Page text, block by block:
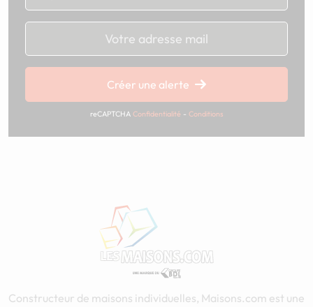
Chargement...
Créer une alerte
reCAPTCHA Confidentialité - Conditions
Constructeur de maisons individuelles, Maisons.com est une